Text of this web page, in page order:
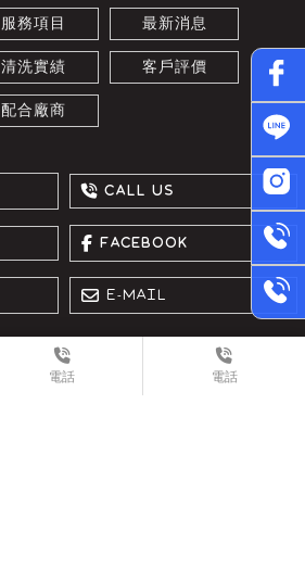
電話 電話
服務項目 最新消息
清洗實績 客戶評價
配合廠商
內埔鄉冷氣清洗
高雄冷氣清洗